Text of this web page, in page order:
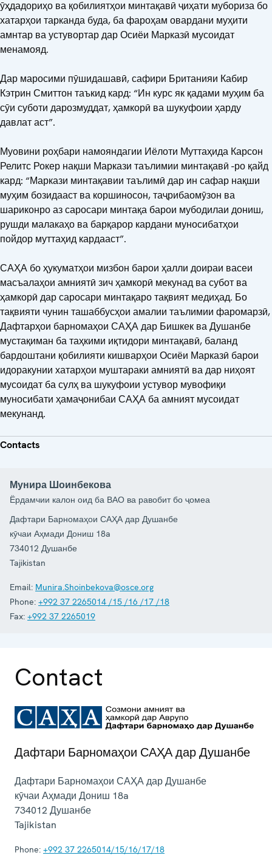
ӯҳдадориҳо ва қобилиятҳои минтақавӣ ҷиҳати мубориза бо
хатарҳои тарканда буда, ба фароҳам овардани муҳити
амнтар ва устувортар дар Осиёи Марказӣ мусоидат
менамояд.
Дар маросими пӯшидашавӣ, сафири Британияи Кабир
Кэтрин Смиттон таъкид кард: “Ин курс як қадами муҳим ба
сӯи суботи дарозмуддат, ҳамкорӣ ва шукуфоии ҳарду
давлат аст”.
Муовини роҳбари намояндагии Иёлоти Муттаҳида Карсон
Релитс Рокер нақши Маркази таълимии минтақавӣ -ро қайд
кард: “Маркази минтақавии таълимӣ дар ин сафар нақши
муҳим бозидааст ва коршиносон, таҷрибаомӯзон ва
шариконро аз саросари минтақа барои мубодилаи дониш,
рушди малакаҳо ва барқарор кардани муносибатҳои
пойдор муттаҳид кардааст”.
САҲА бо ҳукуматҳои мизбон барои ҳалли доираи васеи
масъалаҳои амниятӣ зич ҳамкорӣ мекунад ва субот ва
ҳамкорӣ дар саросари минтақаро тақвият медиҳад. Бо
тақвияти чунин ташаббусҳои амалии таълимии фаромарзӣ,
Дафтарҳои барномаҳои САҲА дар Бишкек ва Душанбе
мустақиман ба таҳкими иқтидори минтақавӣ, баланд
бардоштани қобилияти кишварҳои Осиёи Марказӣ барои
идоракунии хатарҳои муштараки амниятӣ ва дар ниҳоят
мусоидат ба сулҳ ва шукуфоии устувор мувофиқи
муносибати ҳамаҷонибаи САҲА ба амният мусоидат
мекунанд.
Contacts
Мунира Шоинбекова
Ёрдамчии калон оид ба ВАО ва равобит бо ҷомеа
Дафтари Барномаҳои САҲА дар Душанбе
кӯчаи Аҳмади Дониш 18a
734012 Душанбе
Tajikistan
Email: Munira.Shoinbekova@osce.org
Phone: +992 37 2265014 /15 /16 /17 /18
Fax: +992 37 2265019
Contact
Дафтари Барномаҳои САҲА дар Душанбе
Дафтари Барномаҳои САҲА дар Душанбе
кӯчаи Аҳмади Дониш 18a
734012Душанбе
Tajikistan
Phone: +992 37 2265014/15/16/17/18